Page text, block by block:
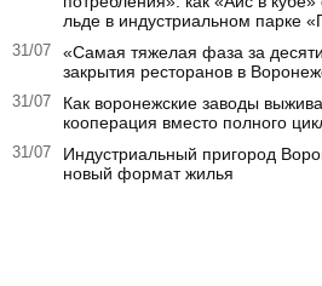
льде в индустриальном парке
31/07
«Самая тяжелая фаза за
закрытия ресторанов в
31/07
Как воронежские заводы
кооперация вместо полного
31/07
Индустриальный пригород
новый формат жилья